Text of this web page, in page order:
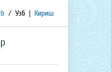
/ Узб | Кириш